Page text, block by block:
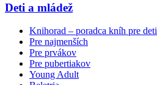
Deti a mládež
Knihorad – poradca kníh pre deti
Pre najmenších
Pre prvákov
Pre pubertiakov
Young Adult